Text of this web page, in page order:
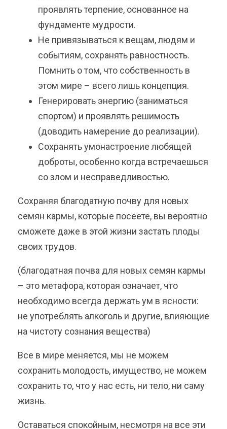
проявлять терпение, основанное на
фундаменте мудрости.
Не привязываться к вещам, людям и
событиям, сохранять равностность.
Помнить о том, что собственность в
этом мире – всего лишь концепция.
Генерировать энергию (заниматься
спортом) и проявлять решимость
(доводить намерение до реализации).
Сохранять умонастроение любящей
доброты, особенно когда встречаешься
со злом и несправедливостью.
Сохраняя благодатную почву для новых
семян кармы, которые посеете, вы вероятно
сможете даже в этой жизни застать плоды
своих трудов.
(благодатная почва для новых семян кармы
– это метафора, которая означает, что
необходимо всегда держать ум в ясности:
не употреблять алкоголь и другие, влияющие
на чистоту сознания вещества)
Все в мире меняется, мы не можем
сохранить молодость, имущество, не можем
сохранить то, что у нас есть, ни тело, ни саму
жизнь.
Оставаться спокойным, несмотря на все эти